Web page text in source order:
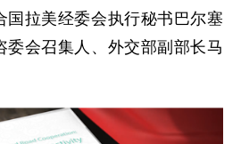
国拉美经委会执行秘书巴尔塞
委会召集人、外交部副部长马